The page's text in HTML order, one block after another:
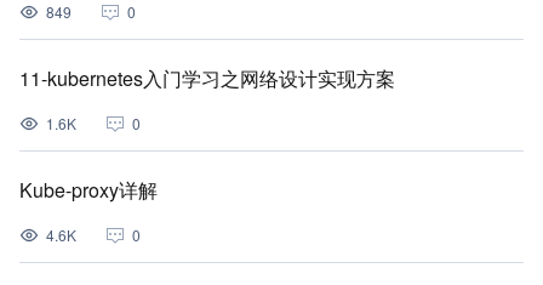
849 0
11-kubernetes入门学习之网络设计实现方案
1.6K 0
Kube-proxy详解
4.6K 0